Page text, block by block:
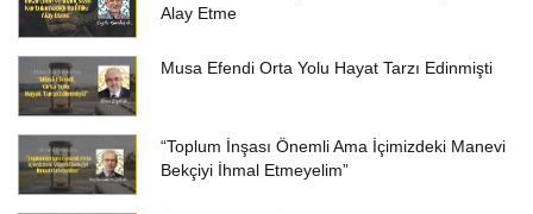
Alay Etme
Musa Efendi Orta Yolu Hayat Tarzı Edinmişti
“Toplum İnşası Önemli Ama İçimizdeki Manevi
Bekçiyi İhmal Etmeyelim”